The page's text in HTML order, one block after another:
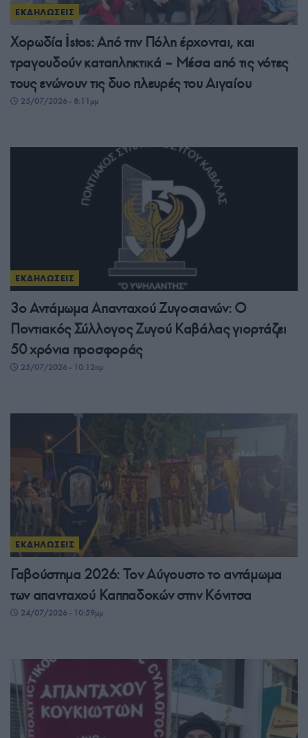
ΕΚΔΗΛΩΣΕΙΣ
Χορωδία İstos: Από την Πόλη έρχονται, και
τραγουδούν καταπληκτικά – Μέσα από τις νότες
τους ενώνουν τις δυο πλευρές του Αιγαίου
25/07/2026 - 8:11μμ
ΕΚΔΗΛΩΣΕΙΣ
3ο Αντάμωμα Απανταχού Ζυγοσιανών: Ο
Ποντιακός Σύλλογος Ζυγού Καβάλας γιορτάζει
50 χρόνια προσφοράς
25/07/2026 - 10:12πμ
ΕΚΔΗΛΩΣΕΙΣ
Γαβούστημα 2026: Τον Αύγουστο το αντάμωμα
των απανταχού Καππαδοκών στην Κόνιτσα
24/07/2026 - 10:59μμ